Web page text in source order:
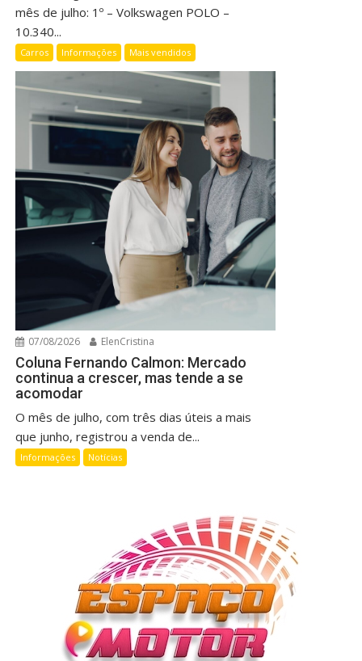
mês de julho: 1º – Volkswagen POLO –
10.340...
Carros Informações Mais vendidos
07/08/2026 ElenCristina
Coluna Fernando Calmon: Mercado
continua a crescer, mas tende a se
acomodar
O mês de julho, com três dias úteis a mais
que junho, registrou a venda de...
Informações Notícias